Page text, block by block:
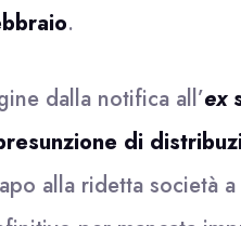
.
dalla notifica all’ex
di
alla ridetta società